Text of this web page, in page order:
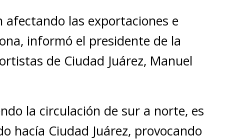
afectando las exportaciones e
informó el presidente de la
de Ciudad Juárez, Manuel
la circulación de sur a norte, es
hacía Ciudad Juárez, provocando